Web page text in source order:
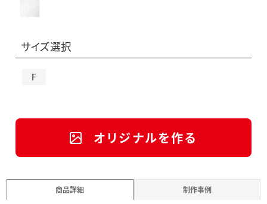
サイズ選択
F
オリジナルを作る
商品詳細 制作事例